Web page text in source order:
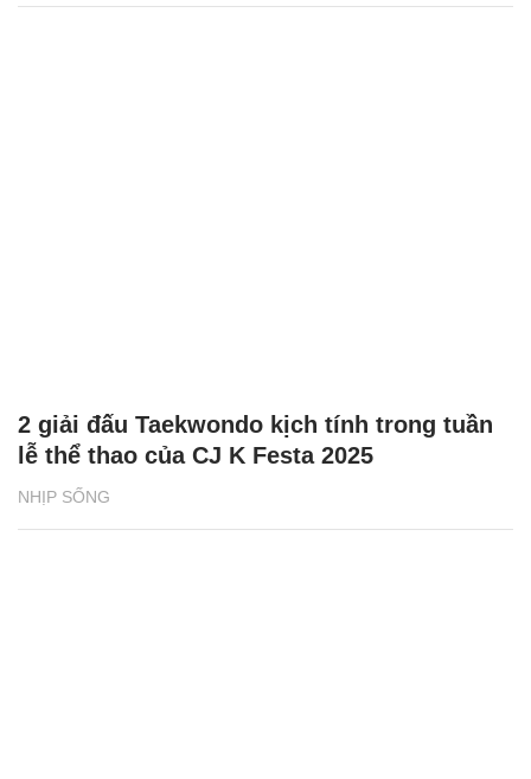
NHỊP SỐNG
2 giải đấu Taekwondo kịch tính trong tuần
lễ thể thao của CJ K Festa 2025